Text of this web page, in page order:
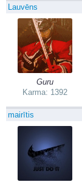
Lauvēns
Guru
Karma: 1392
mairītis